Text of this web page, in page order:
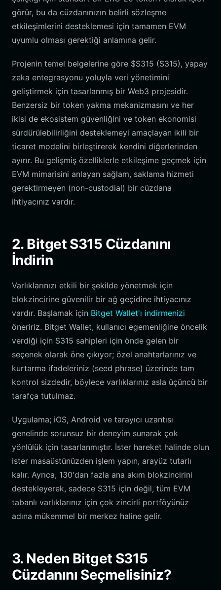
görür, bu da cüzdanınızın belirli sözleşme
etkileşimlerini desteklemesi için tamamen EVM
uyumlu olması gerektiği anlamına gelir.
Projenin temel belgelerine göre $S315 (S315), yapay
zeka entegrasyonu yoluyla veri yönetimini
geliştirmek için tasarlanmış bir Web3 projesidir.
Benzersiz bir token yakma mekanizmasını ve her
ikisi de ekosistem güvenliğini ve token ekonomisi
sürdürülebilirliğini desteklemeyi amaçlayan ikili bir
ticaret modelini birleştirerek kendini diğerlerinden
ayırır. Bu gelişmiş özelliklerle etkileşime geçmek için
EVM mimarisini anlayan sağlam, saklama hizmeti
gerektirmeyen (non-custodial) bir cüzdana
ihtiyacınız vardır.
2. Bitget S315 Cüzdanını
İndirin
Varlıklarınızı etkili bir şekilde yönetmek için
blokzincirine güvenilir bir ağ geçidine ihtiyacınız
vardır. Başlamak için Bitget Wallet'ı indirmenizi
öneririz. Bitget Wallet, kullanıcı egemenliğine öncelik
verdiği için S315 sahipleri için önde gelen bir
seçenek olarak öne çıkıyor; özel anahtarlarınız ve
kurtarma ifadeleriniz (seed phrase) üzerinde tam
kontrol sizdedir, böylece varlıklarınız asla üçüncü bir
tarafça tutulmaz.
Uygulama; iOS, Android ve tarayıcı uzantısı
genelinde sorunsuz bir deneyim sunarak çok
yönlülük için tasarlanmıştır. İster hareket halinde olun
ister masaüstünüzden işlem yapın, arayüz tutarlı
kalır. Ayrıca, 130'dan fazla ana akım blokzincirini
destekleyerek, sadece S315 için değil, tüm EVM
tabanlı varlıklarınız için çok zincirli portföyünüz
adına mükemmel bir merkez haline gelir.
3. Neden Bitget S315
Cüzdanını Seçmelisiniz?